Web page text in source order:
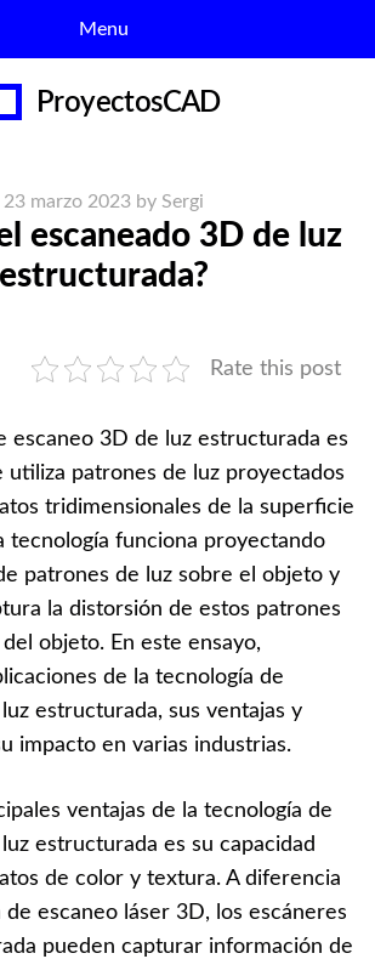
Menu
ProyectosCAD
Posted
on
23 marzo 2023by Sergi
escaneado 3D de luz
estructurada?
Rate this post
escaneo 3D de luz estructurada es
utiliza patrones de luz proyectados
tridimensionales de la superficie
tecnología funciona proyectando
patrones de luz sobre el objeto y
la distorsión de estos patrones
objeto. En este ensayo,
de la tecnología de
estructurada, sus ventajas y
impacto en varias industrias.
ventajas de la tecnología de
estructurada es su capacidad
de color y textura. A diferencia
escaneo láser 3D, los escáneres
pueden capturar información de